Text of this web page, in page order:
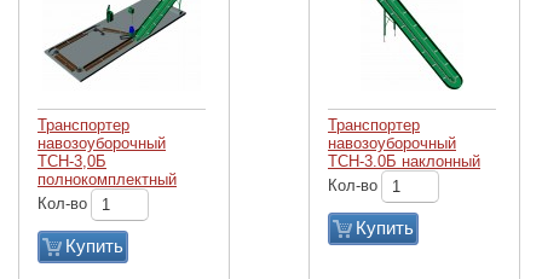
Транспортер
навозоуборочный
ТСН-3,0Б
полнокомплектный
Кол-во
Купить
Транспортер
навозоуборочный
ТСН-3.0Б наклонный
Кол-во
Купить